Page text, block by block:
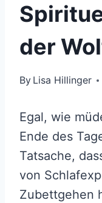
der
By Lisa Hillinger
Egal, wie
Ende des
Tatsache,
von
Zubettgehen